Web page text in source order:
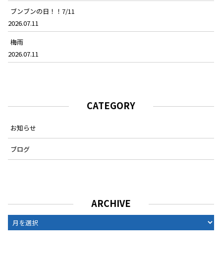
ブンブンの日！！7/11
2026.07.11
梅雨
2026.07.11
CATEGORY
お知らせ
ブログ
ARCHIVE
ARCHIVE